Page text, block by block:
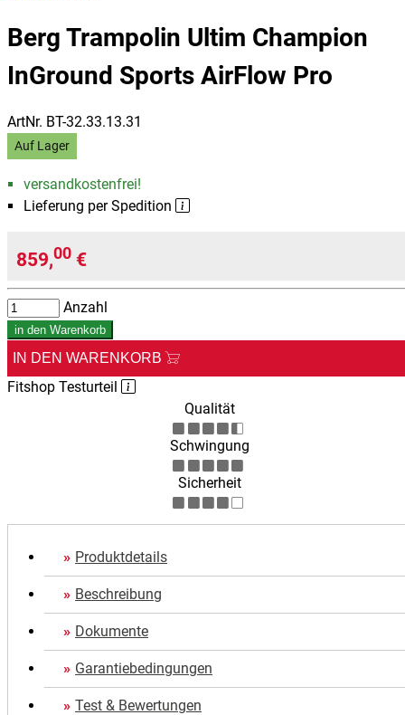
Berg Trampolin Ultim Champion
InGround Sports AirFlow Pro
ArtNr. BT-32.33.13.31
Auf Lager
versandkostenfrei!
Lieferung per Spedition
859,00 €
Anzahl
in den Warenkorb
IN DEN WARENKORB
Fitshop Testurteil
Qualität
Schwingung
Sicherheit
Produktdetails
Beschreibung
Dokumente
Garantiebedingungen
Test & Bewertungen